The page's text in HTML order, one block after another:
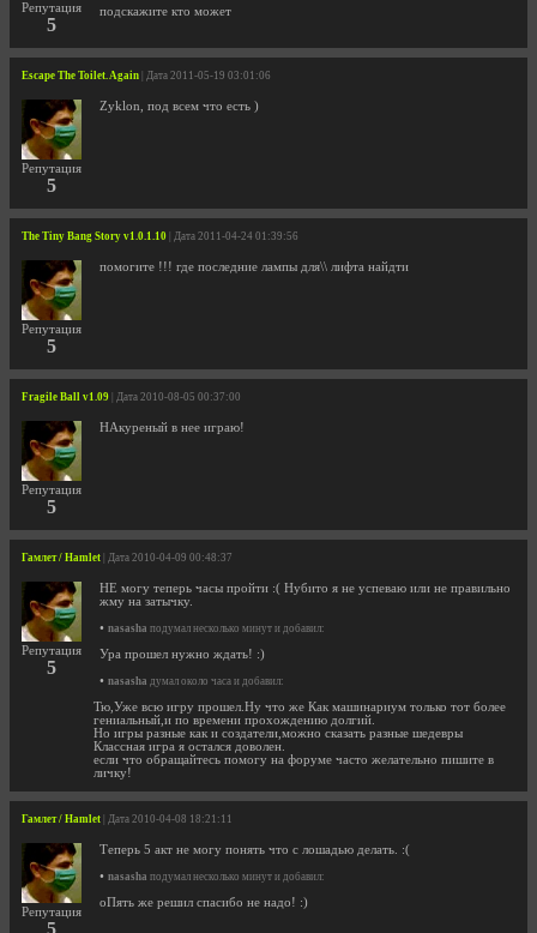
Репутация
5
подскажите кто может
Escape The Toilet. Again | Дата 2011-05-19 03:01:06
Репутация
5
Zyklon, под всем что есть )
The Tiny Bang Story v1.0.1.10 | Дата 2011-04-24 01:39:56
Репутация
5
помогите !!! где последние лампы для\\ лифта найдти
Fragile Ball v1.09 | Дата 2010-08-05 00:37:00
Репутация
5
НАкуреный в нее играю!
Гамлет / Hamlet | Дата 2010-04-09 00:48:37
Репутация
5
НЕ могу теперь часы пройти :( Нубито я не успеваю или не правильно
жму на затычку.
• nasasha подумал несколько минут и добавил:
Ура прошел нужно ждать! :)
• nasasha думал около часа и добавил:
Тю,Уже всю игру прошел.Ну что же Как машинариум только тот более
гениальный,и по времени прохождению долгий.
Но игры разные как и создатели,можно сказать разные шедевры
Классная игра я остался доволен.
если что обращайтесь помогу на форуме часто желательно пишите в
личку!
Гамлет / Hamlet | Дата 2010-04-08 18:21:11
Репутация
5
Теперь 5 акт не могу понять что с лошадью делать. :(
• nasasha подумал несколько минут и добавил:
оПять же решил спасибо не надо! :)